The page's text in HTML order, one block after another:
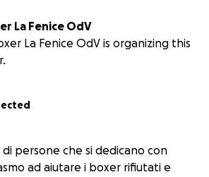
Rescue Boxer La Fenice OdV
La Fenice OdV is organizing this
persone che si dedicano con
ad aiutare i boxer rifiutati e